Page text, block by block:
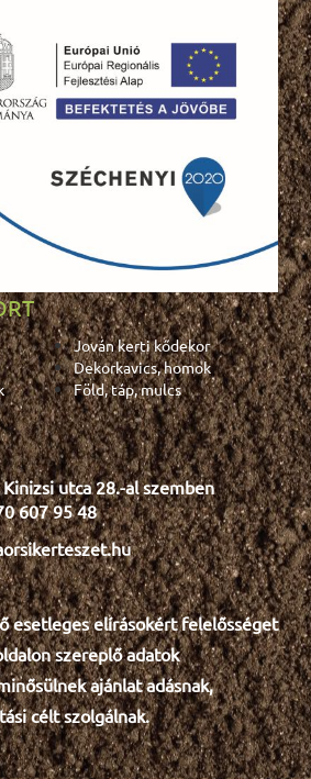
Jován kerti kődekor
Dekorkavics, homok
Föld, táp, mulcs
utca 28.-al szemben
607 95 48
esetleges elírásokért felelősséget
szereplő adatok
ajánlat adásnak,
célt szolgálnak.